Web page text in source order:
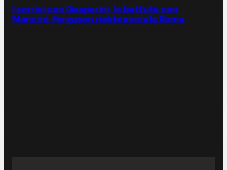
I sorrisi con Gasperini, le battute con
Mancini: Ferguson riabbraccia la Roma